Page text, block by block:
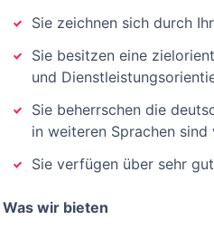
Sie zeichnen sich durch
Sie besitzen eine
und
Sie beherrschen die
in weiteren Sprachen sind
Sie verfügen über sehr
Was wir bieten